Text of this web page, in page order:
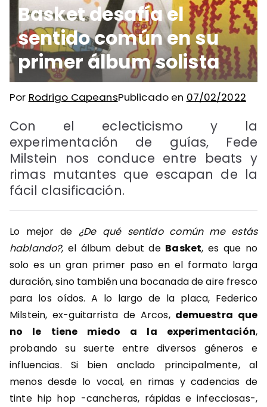
Basket desafía el
sentido común en su
primer álbum solista
Por Rodrigo CapeansPublicado en 07/02/2022
Con el eclecticismo y la
experimentación de guías, Fede
Milstein nos conduce entre beats y
rimas mutantes que escapan de la
fácil clasificación.
Lo mejor de ¿De qué sentido común me estás
hablando?, el álbum debut de Basket, es que no
solo es un gran primer paso en el formato larga
duración, sino también una bocanada de aire fresco
para los oídos. A lo largo de la placa, Federico
Milstein, ex-guitarrista de Arcos,demuestra que
no le tiene miedo a la experimentación,
probando su suerte entre diversos géneros e
influencias. Si bien anclado principalmente, al
menos desde lo vocal, en rimas y cadencias de
tinte hip hop -cancheras, rápidas e infecciosas-,